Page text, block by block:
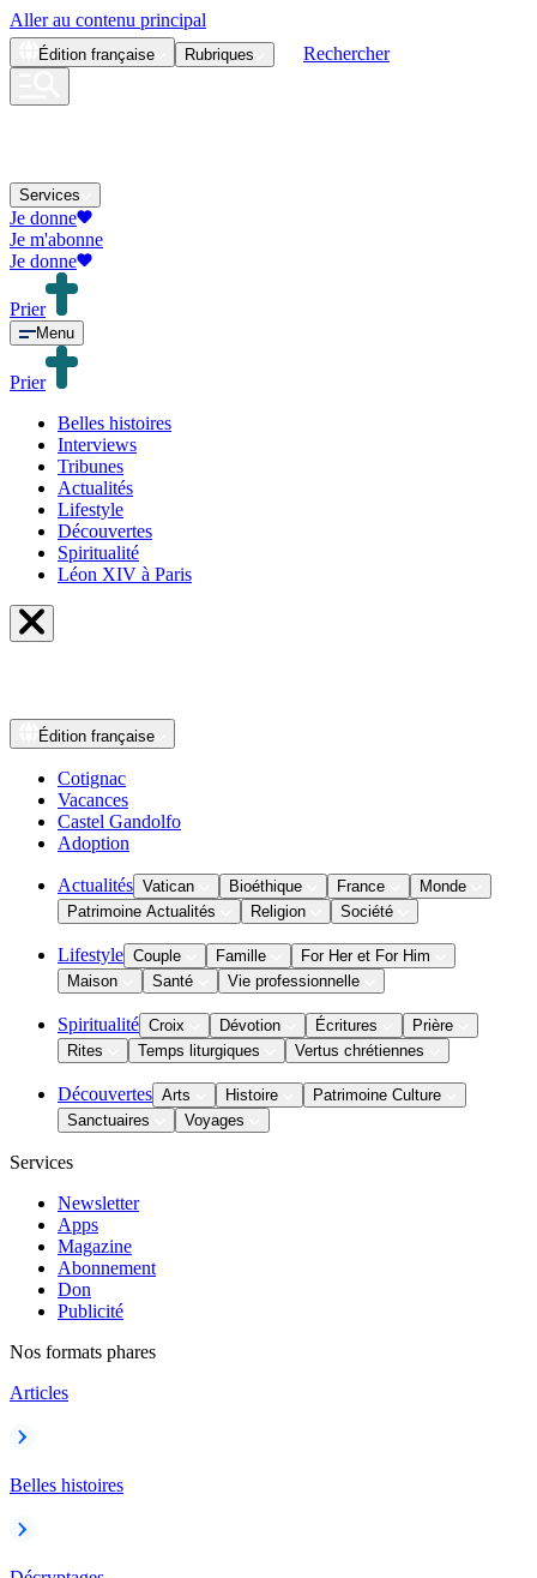
Aller au contenu principal
Édition française Rubriques Rechercher
Services
Je donne
Je m'abonne
Je donne
Prier
Menu
Prier
Belles histoires
Interviews
Tribunes
Actualités
Lifestyle
Découvertes
Spiritualité
Léon XIV à Paris
Édition française
Cotignac
Vacances
Castel Gandolfo
Adoption
Actualités Vatican Bioéthique France
Monde
Patrimoine Actualités
Religion Société
Lifestyle Couple Famille
For Her et For Him
Maison
Santé Vie professionnelle
Spiritualité Croix Dévotion Écritures
Prière
Rites
Temps liturgiques Vertus chrétiennes
Découvertes Arts Histoire
Patrimoine Culture
Sanctuaires
Voyages
Services
Newsletter
Apps
Magazine
Abonnement
Don
Publicité
Nos formats phares
Articles
Belles histoires